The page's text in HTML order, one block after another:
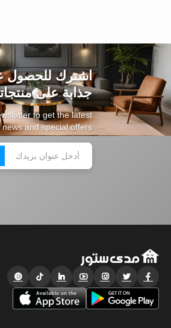
اشترك
جذابة على
to get the latest
news and special offers